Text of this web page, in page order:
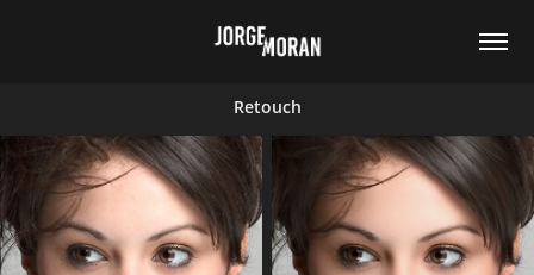
Retouch